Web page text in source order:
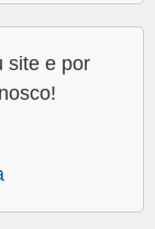
site e por